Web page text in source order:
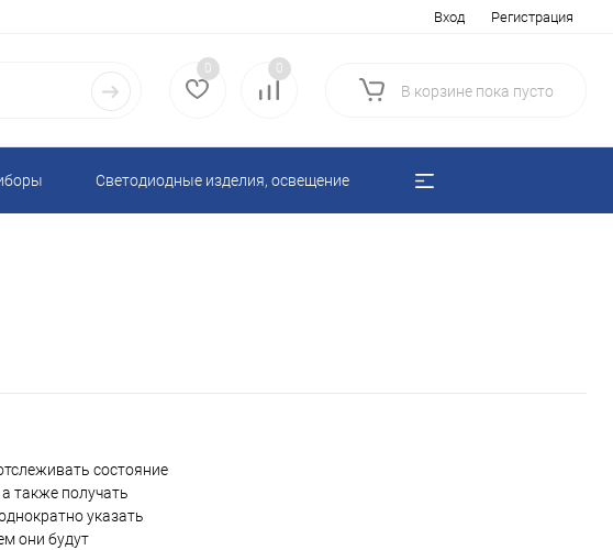
Вход Регистрация
0 0
В корзине пока пусто
Светодиодные изделия, освещение
состояние
также получать
указать
они будут